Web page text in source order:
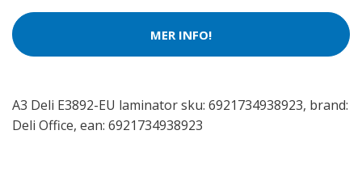
MER INFO!
A3 Deli E3892-EU laminator sku: 6921734938923, brand:
Deli Office, ean: 6921734938923